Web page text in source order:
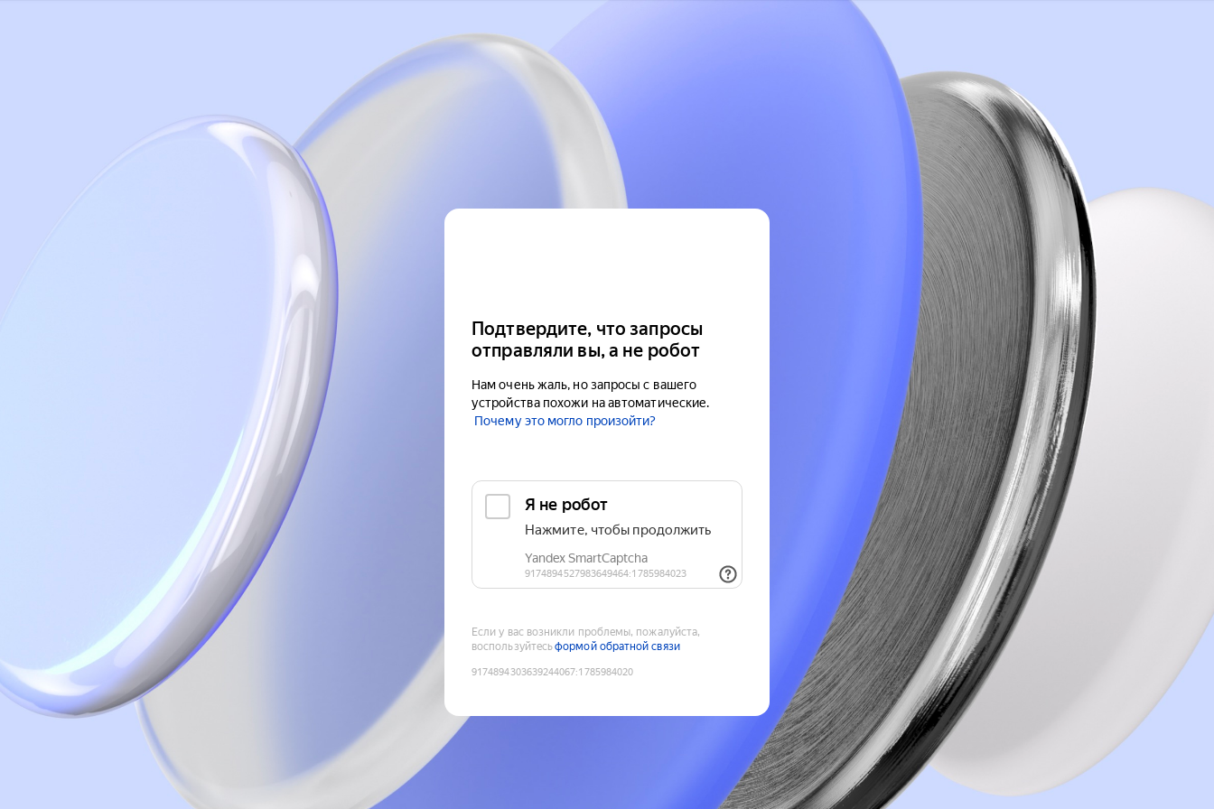
Подтвердите, что запросы
отправляли вы, а не робот
Нам очень жаль, но запросы с вашего
устройства похожи на автоматические.
Почему это могло произойти?
Если у вас возникли проблемы, пожалуйста,
воспользуйтесьформой обратной связи
9174894303639244067:1785984020